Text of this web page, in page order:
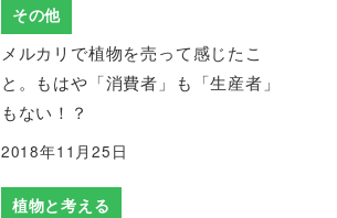
その他
メルカリで植物を売って感じたこ
と。もはや「消費者」も「生産者」
もない！？
2018年11月25日
植物と考える